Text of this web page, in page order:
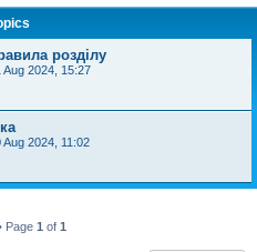
розділу
Aug 2024, 15:27
Aug 2024, 11:02
Page 1 of 1